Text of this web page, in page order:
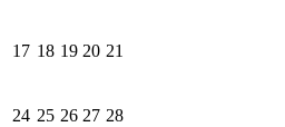
17 18 19 20 21
24 25 26 27 28